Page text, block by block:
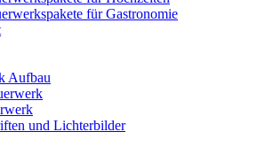
für Gastronomie
Aufbau
und Lichterbilder